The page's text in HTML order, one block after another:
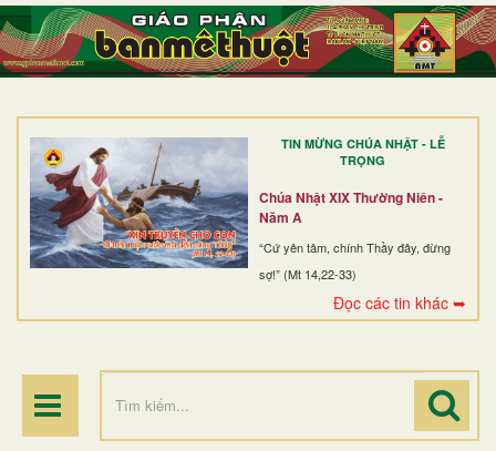
TIN MỪNG CHÚA NHẬT - LỄ
TRỌNG
Chúa Nhật XIX Thường Niên -
Năm A
“Cứ yên tâm, chính Thầy đây, đừng
sợ!” (Mt 14,22-33)
Đọc các tin khác ➥
TRANG NHẤT
GIỚI THIỆU
DÒNG TU
BAN MỤC VỤ
ĐOÀN THỂ CG
ĐIỂM HÀNH HƯƠNG